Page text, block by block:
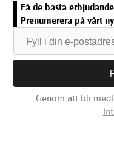
Få de bästa
Prenumerera på vårt
Genom att bli